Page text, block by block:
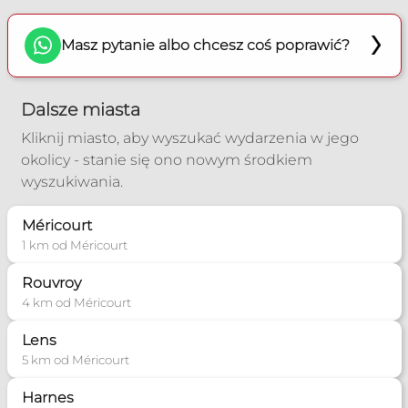
Masz pytanie albo chcesz coś poprawić?
Dalsze miasta
Kliknij miasto, aby wyszukać wydarzenia w jego
okolicy - stanie się ono nowym środkiem
wyszukiwania.
Méricourt
1 km od Méricourt
Rouvroy
4 km od Méricourt
Lens
5 km od Méricourt
Harnes